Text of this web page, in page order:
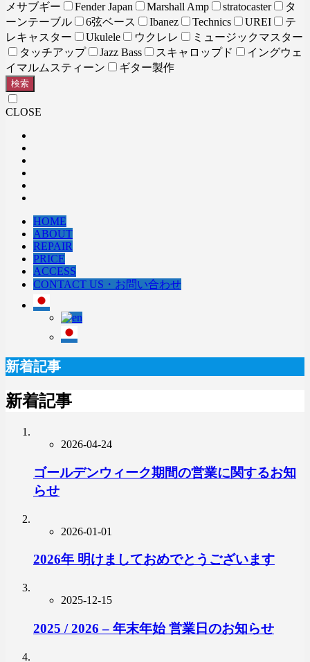
メサブギー
Fender Japan Marshall Amp stratocaster
タ
ーンテーブル
6弦ベース Ibanez Technics UREI
テ
レキャスター
Ukulele ウクレレ
ミュージックマスター
タッチアップ
Jazz Bass スキャロップド
イングウェ
イマルムスティーン
ギター製作
検索
CLOSE
HOME
ABOUT
REPAIR
PRICE
ACCESS
CONTACT US・お問い合わせ
新着記事
新着記事
2026-04-24
ゴールデンウィーク期間の営業に関するお知
らせ
2026-01-01
2026年 明けましておめでとうございます
2025-12-15
2025 / 2026 – 年末年始 営業日のお知らせ